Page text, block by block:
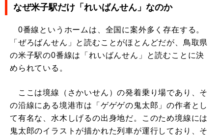
なぜ米子駅だけ「れいばんせん」なのか
0番線というホームは、全国に案外多く存在する。
「ぜろばんせん」と読むことがほとんどだが、鳥取県
の米子駅の0番線は「れいばんせん」と読むことに決
められている。
ここは境線（さかいせん）の発着乗り場であり、そ
の沿線にある境港市は「ゲゲゲの鬼太郎」の作者とし
て有名な、水木しげるの出身地だ。このため境線には
鬼太郎のイラストが描かれた列車が運行しており、そ